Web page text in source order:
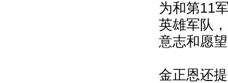
为和第11
英雄军队
意志和愿
金正恩还